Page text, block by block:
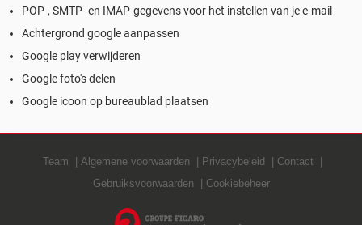
POP-, SMTP- en IMAP-gegevens voor het instellen van je e-mail
Achtergrond google aanpassen
Google play verwijderen
Google foto's delen
Google icoon op bureaublad plaatsen
Team Algemene voorwaarden Privacybeleid
Contact
Gebruiksvoorwaarden
Cookiebeheer